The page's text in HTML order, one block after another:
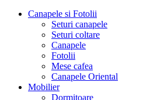
Canapele si Fotolii
Seturi canapele
Seturi coltare
Canapele
Fotolii
Mese cafea
Canapele Oriental
Mobilier
Dormitoare